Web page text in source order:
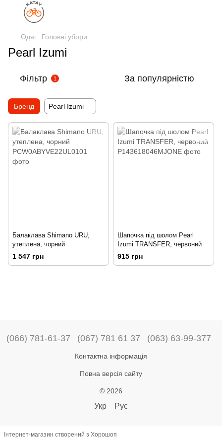
Одяг Головні убори
Pearl Izumi
Фільтр 1 За популярністю
Бренд Pearl Izumi
Балаклава Shimano URU,
утеплена, чорний
1 547 грн
Шапочка під шолом Pearl
Izumi TRANSFER, червоний
915 грн
(066) 781-61-37 (067) 781 61 37 (063) 63-99-377
Контактна інформація
Повна версія сайту
© 2026
Укр Рус
Інтернет-магазин створений з Хорошоп